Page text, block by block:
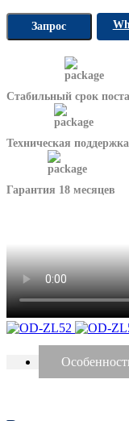
Запрос
Стабильный срок
Техническая поддержка
Гарантия 18 месяцев